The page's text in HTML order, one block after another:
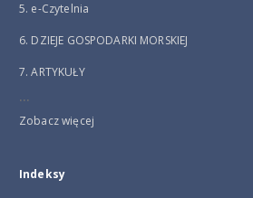
5. e-Czytelnia
6. DZIEJE GOSPODARKI MORSKIEJ
7. ARTYKUŁY
...
Zobacz więcej
Indeksy